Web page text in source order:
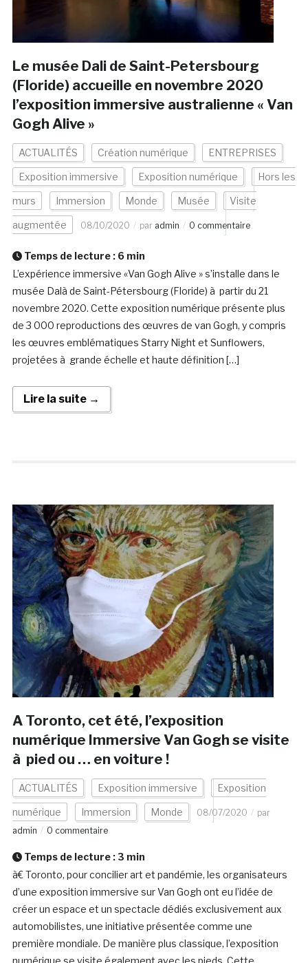
Le musée Dali de Saint-Petersbourg
(Floride) accueille en novembre 2020
l’exposition immersive australienne « Van
Gogh Alive »
ACTUALITÉS Création numérique ENTREPRISES
Exposition immersive Exposition numérique Hors les
murs Immersion Monde Musée Visite
augmentée 08/10/2020 par admin 0 commentaire
Temps de lecture : 6 min
L’expérience immersive «Van Gogh Alive » s’installe dans le
musée Dalà­ de Saint-Pétersbourg (Floride) à partir du 21
novembre 2020. Cette exposition numérique présente plus
de 3 000 reproductions des œuvres de van Gogh, y compris
les œuvres emblématiques Starry Night et Sunflowers,
projetées à grande échelle et haute définition […]
Lire la suite →
A Toronto, cet été, l’exposition
numérique Immersive Van Gogh se visite
à pied ou … en voiture !
ACTUALITÉS Exposition immersive Exposition
numérique Immersion Monde 08/07/2020
par
admin
0 commentaire
Temps de lecture : 3 min
à€ Toronto, pour concilier art et pandémie, les organisateurs
d’une exposition immersive sur Van Gogh ont eu l’idée de
créer un espace et un spectacle dédiés exclusivement aux
automobilistes, une initiative présentée comme une
première mondiale. De manière plus classique, l’exposition